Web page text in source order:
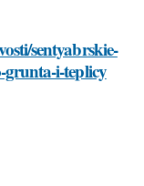
sentyabrskie-
grunta-i-teplicy